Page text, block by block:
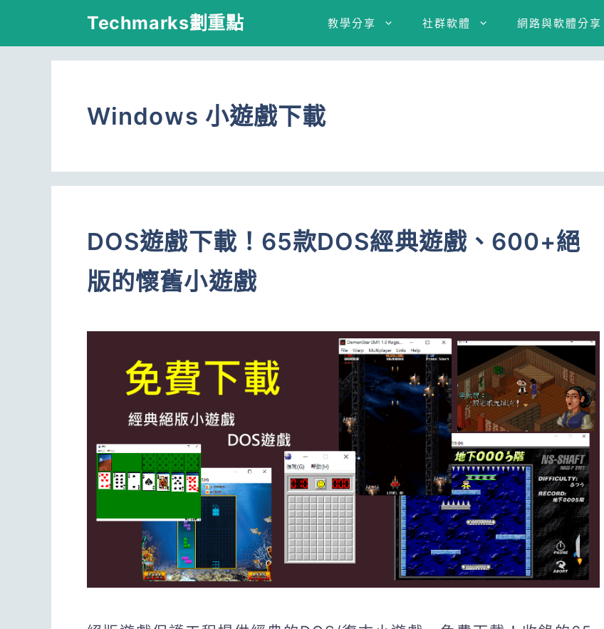
Techmarks劃重點 教學分享 社群軟體 網路與軟體分享
Windows 小遊戲下載
DOS遊戲下載！65款DOS經典遊戲、600+絕
版的懷舊小遊戲